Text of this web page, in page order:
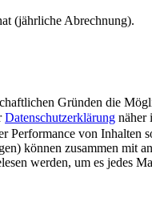
(jährliche Abrechnung).
Gründen die
Datenschutzerklärung näher
Performance von
können zusammen
werden, um es jedes